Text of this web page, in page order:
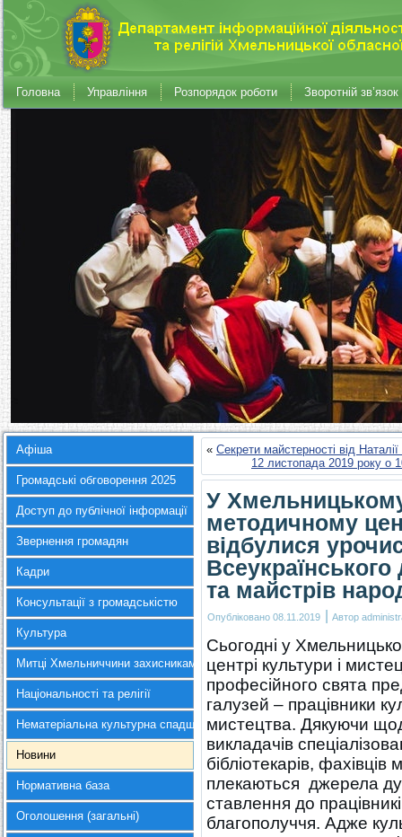
Головна Управління Розпорядок роботи Зворотній зв’язок
Афіша
Громадські обговорення 2025
Доступ до публічної інформації
Звернення громадян
Кадри
Консультації з громадськістю
Культура
Митці Хмельниччини захисникам України
Національності та релігії
Нематеріальна культурна спадщина
Новини
Нормативна база
Оголошення (загальні)
« Секрети майстерності від
12 листопада 2019 року о
У
методичному
відбулися
Всеукраїнського
та майстрів
Опубліковано 08.11.2019 | Автор
Сьогодні у
центрі культури і
професійного свята
галузей – працівники
мистецтва. Дякуючи
викладачів
бібліотекарів,
плекаються джерела
ставлення до
благополуччя. Адже